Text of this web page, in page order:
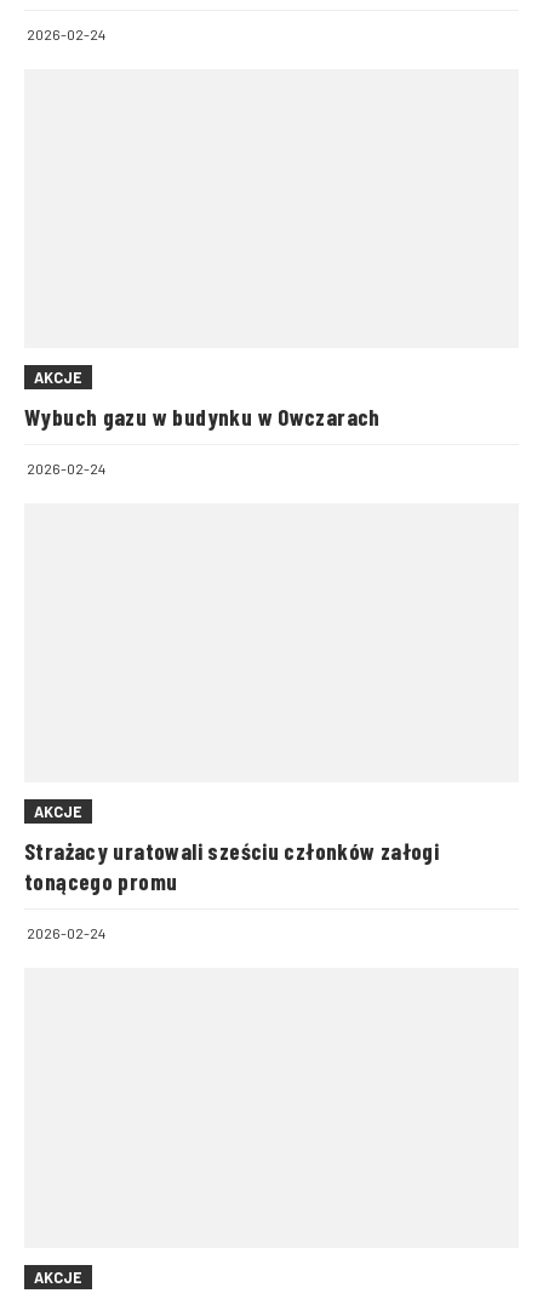
2026-02-24
AKCJE
Wybuch gazu w budynku w Owczarach
2026-02-24
AKCJE
Strażacy uratowali sześciu członków załogi
tonącego promu
2026-02-24
AKCJE